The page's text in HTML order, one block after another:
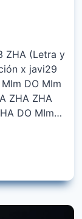
ZHA (Letra y
x javi29
DO MIm
ZHA
DO MIm…